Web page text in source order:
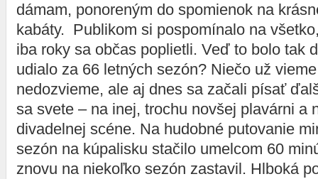
dámam, ponoreným do spomienok na
kabáty. Publikom si pospomínalo na
iba roky sa občas poplietli. Veď to bolo tak
udialo za 66 letných sezón? Niečo už
nedozvieme, ale aj dnes sa začali písať
sa svete – na inej, trochu novšej plavárni a
divadelnej scéne. Na hudobné putovanie
sezón na kúpalisku stačilo umelcom 60
znovu na niekoľko sezón zastavil. Hlboká